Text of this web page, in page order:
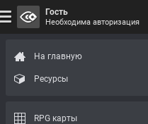
На главную
Ресурсы
RPG карты
Гость
Необходима авторизация